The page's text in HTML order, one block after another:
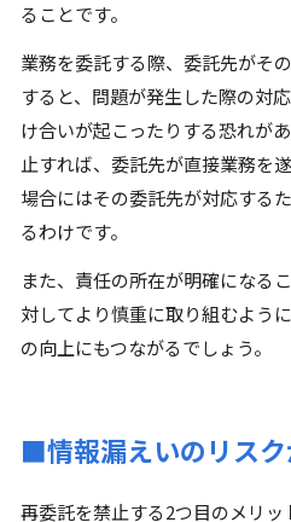
ることです。
業務を委託する際、委託先がそ
すると、問題が発生した際の対
け合いが起こったりする恐れが
止すれば、委託先が直接業務を
場合にはその委託先が対応する
るわけです。
また、責任の所在が明確になる
対してより慎重に取り組むよう
の向上にもつながるでしょう。
■情報漏えいのリスク
再委託を禁止する2つ目のメリ